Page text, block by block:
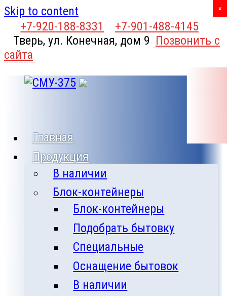
Skip to content
+7-920-188-8331
+7-901-488-4145
Тверь, ул. Конечная, дом 9 Позвонить с
сайта
Главная
Продукция
В наличии
Блок-контейнеры
Блок-контейнеры
Подобрать бытовку
Специальные
Оснащение бытовок
В наличии
X
×